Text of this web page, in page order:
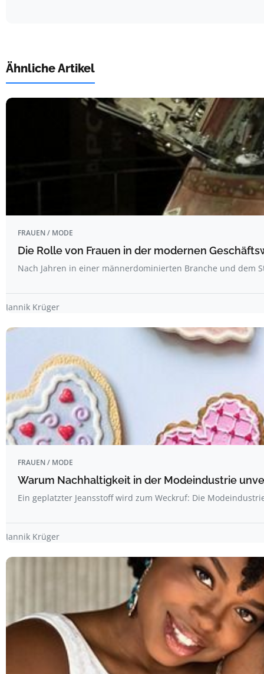
Ähnliche Artikel
FRAUEN / MODE
Die Rolle von Frauen in der modernen
Nach Jahren in einer männerdominierten Branche und dem
Jannik Krüger
FRAUEN / MODE
Warum Nachhaltigkeit in der Modeindustrie
Ein geplatzter Jeansstoff wird zum Weckruf: Die
Jannik Krüger